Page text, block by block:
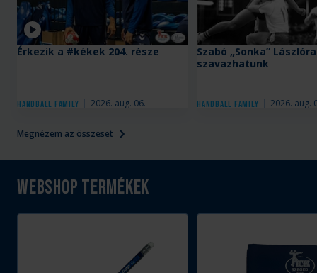
Megnézem az összeset
Videó
Handball Family 2026. aug. 06.
Érkezik a #kékek 204. része
Handball Family 2026. aug.
Szabó „Sonka” Lászlóra
szavazhatunk
Webshop termékek